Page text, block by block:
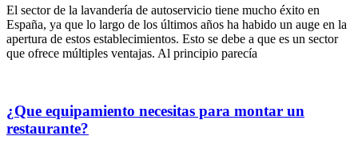
El sector de la lavandería de autoservicio tiene mucho éxito en
España, ya que lo largo de los últimos años ha habido un auge en la
apertura de estos establecimientos. Esto se debe a que es un sector
que ofrece múltiples ventajas. Al principio parecía
¿Que equipamiento necesitas para montar un
restaurante?